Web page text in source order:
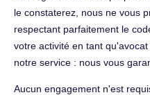
le constaterez, nous ne vous
respectant parfaitement le
votre activité en tant
notre service : nous vous
Aucun engagement n'est